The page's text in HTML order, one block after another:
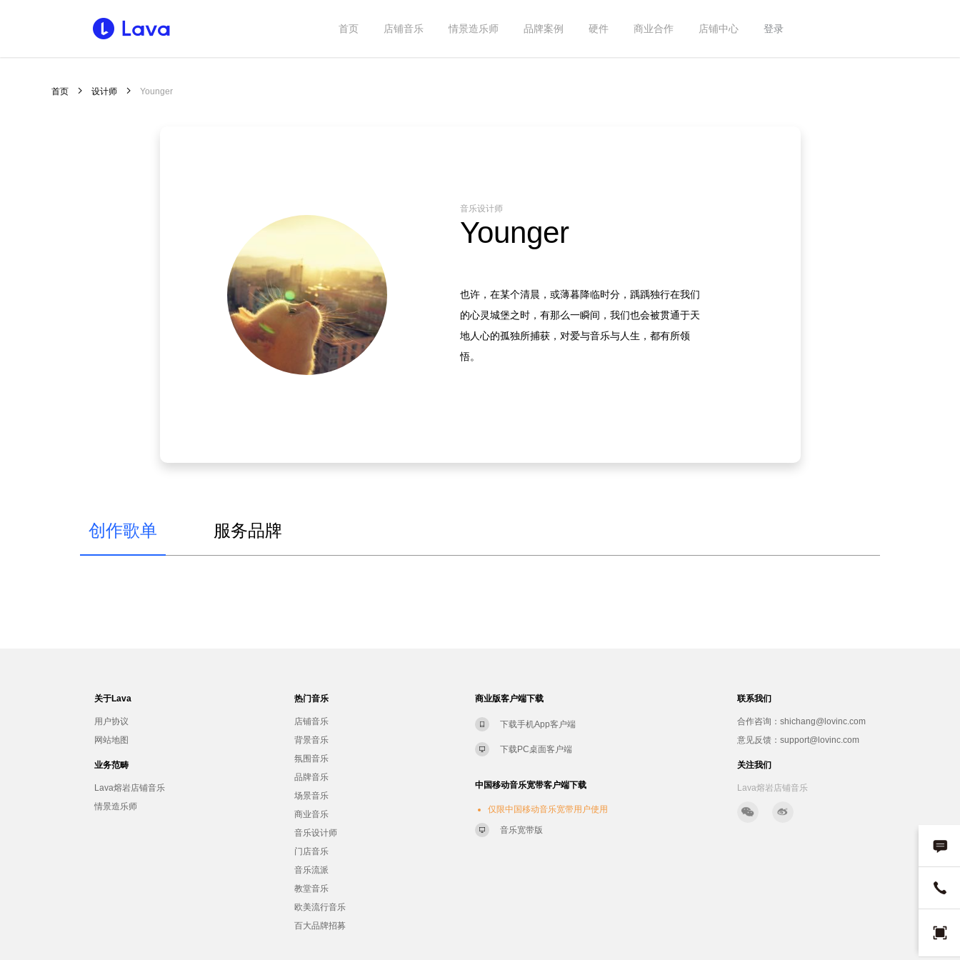
首页 店铺音乐 情景造乐师 品牌案例 硬件 商业合作 店铺中心 登录
首页 设计师 Younger
音乐设计师
Younger
也许，在某个清晨，或薄暮降临时分，踽踽独行在我们
的心灵城堡之时，有那么一瞬间，我们也会被贯通于天
地人心的孤独所捕获，对爱与音乐与人生，都有所领
悟。
创作歌单 服务品牌
关于Lava
用户协议
网站地图
业务范畴
Lava熔岩店铺音乐
情景造乐师
热门音乐
店铺音乐
背景音乐
氛围音乐
品牌音乐
场景音乐
商业音乐
音乐设计师
门店音乐
音乐流派
教堂音乐
欧美流行音乐
百大品牌招募
商业版客户端下载
下载手机App客户端
下载PC桌面客户端
中国移动音乐宽带客户端下载
仅限中国移动音乐宽带用户使用
音乐宽带版
联系我们
合作咨询：shichang@lovinc.com
意见反馈：support@lovinc.com
关注我们
Lava熔岩店铺音乐